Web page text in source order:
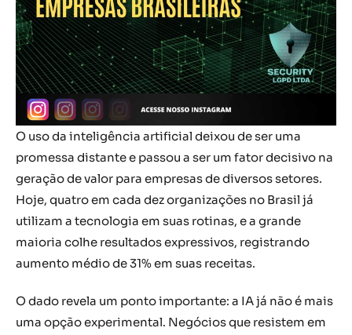
O uso da inteligência artificial deixou de ser uma
promessa distante e passou a ser um fator decisivo na
geração de valor para empresas de diversos setores.
Hoje, quatro em cada dez organizações no Brasil já
utilizam a tecnologia em suas rotinas, e a grande
maioria colhe resultados expressivos, registrando
aumento médio de 31% em suas receitas.
O dado revela um ponto importante: a IA já não é mais
uma opção experimental. Negócios que resistem em